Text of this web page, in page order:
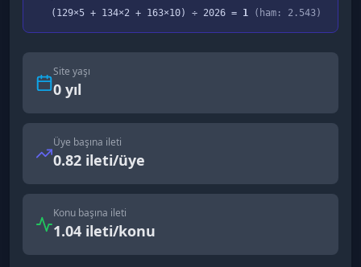
( 129×5 + 134×2 + 163×10) ÷ 2026 = 1 (ham: 2.543)
Site yaşı
0 yıl
Üye başına ileti
0.82 ileti/üye
Konu başına ileti
1.04 ileti/konu